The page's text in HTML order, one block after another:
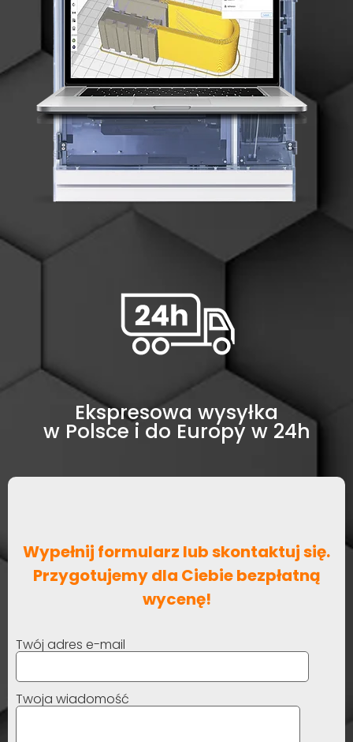
Ekspresowa wysyłka
w Polsce i do Europy w 24h
Wypełnij formularz lub skontaktuj się.
Przygotujemy dla Ciebie bezpłatną
wycenę!
Twój adres e-mail
Twoja wiadomość